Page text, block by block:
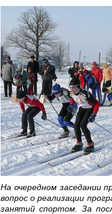
На очередном заседании
вопрос о реализации
занятий спортом. За